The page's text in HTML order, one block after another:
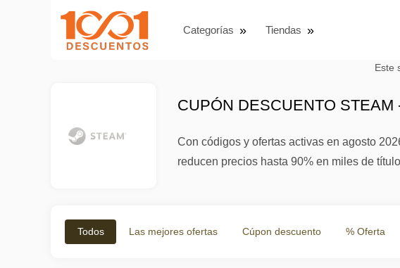
Categorías Tiendas
Este
CUPÓN DESCUENTO STEAM
Con códigos y ofertas activas en agosto
reducen precios hasta 90% en miles de
Todos Las mejores ofertas Cúpon descuento % Oferta